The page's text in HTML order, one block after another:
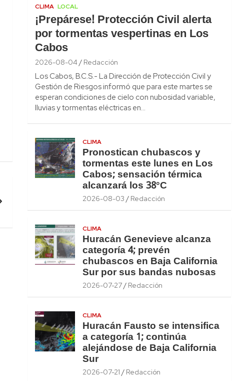
CLIMA LOCAL
¡Prepárese! Protección Civil alerta
por tormentas vespertinas en Los
Cabos
2026-08-04 Redacción
Los Cabos, B.C.S.- La Dirección de Protección Civil y
Gestión de Riesgos informó que para este martes se
esperan condiciones de cielo con nubosidad variable,
lluvias y tormentas eléctricas en…
CLIMA
Pronostican chubascos y
tormentas este lunes en Los
Cabos; sensación térmica
alcanzará los 38°C
2026-08-03 Redacción
CLIMA
Huracán Genevieve alcanza
categoría 4; prevén
chubascos en Baja California
Sur por sus bandas nubosas
2026-07-27 Redacción
CLIMA
Huracán Fausto se intensifica
a categoría 1; continúa
alejándose de Baja California
Sur
2026-07-21 Redacción